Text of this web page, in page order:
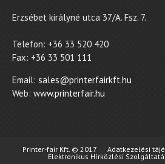
Erzsébet királyné utca 37/A. Fsz. 7.
Telefon: +36 33 520 420
Fax: +36 33 501 111
Email: sales@printerfairkft.hu
Web: www.printerfair.hu
Printer-fair Kft. © 2017 Adatkezelési
Elektronikus Hírközlési